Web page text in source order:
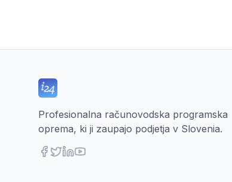
Profesionalna računovodska programska
oprema, ki ji zaupajo podjetja v Slovenia.